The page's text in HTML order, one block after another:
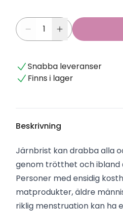
Snabba leveranser
Finns i lager
Beskrivning
Järnbrist kan drabba alla
genom trötthet och ibland
Personer med ensidig
matprodukter, äldre
riklig menstruation kan ha